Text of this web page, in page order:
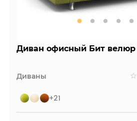
Диван офисный Бит
Диваны
+21